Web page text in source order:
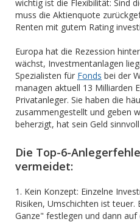
wichtig ist die Flexibilität: Sind
muss die Aktienquote
Renten mit gutem Rating
Europa hat die Rezession
wächst, Investmentanlagen
Spezialisten für Fonds bei der
managen aktuell 13 Milliarden
Privatanleger. Sie haben die
zusammengestellt und geben
beherzigt, hat sein Geld
Die Top-6-
vermeidet:
1. Kein Konzept: Einzelne
Risiken, Umschichten ist teuer.
Ganze" festlegen und dann auf